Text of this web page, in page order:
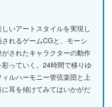
いアートスタイルを実現し
れるゲームCGと、モーシ
されたキャラクターの動作
っていく。24時間で移りゆ
ルハーモニー管弦楽団と上
耳を傾けてみてはいかがだ